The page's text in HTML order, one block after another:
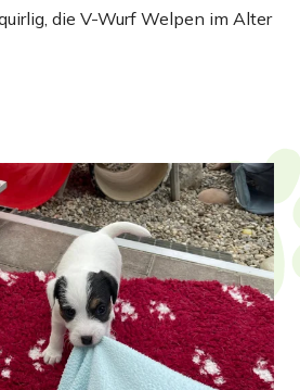
die V-Wurf Welpen im Alter